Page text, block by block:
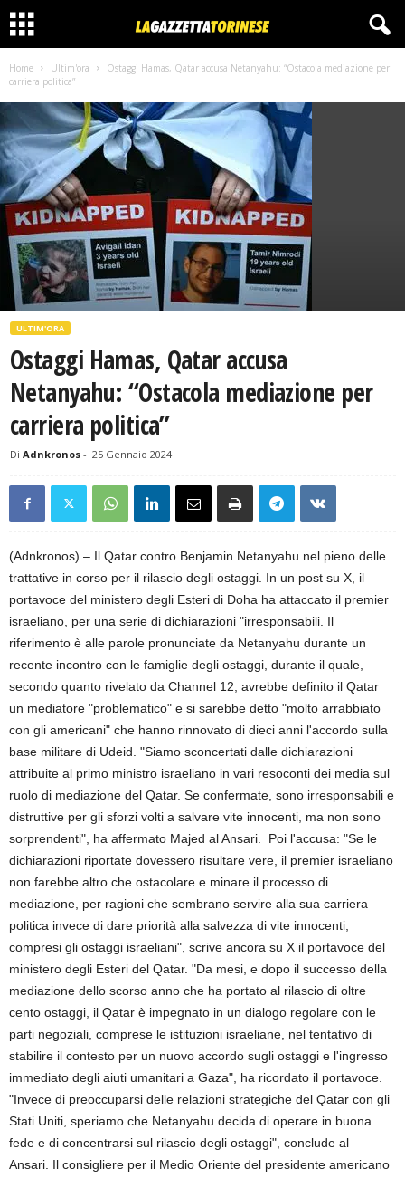
Home Ultim'ora
Ostaggi Hamas, Qatar accusa Netanyahu: “Ostacola mediazione per
carriera politica”
ULTIM'ORA
Ostaggi Hamas, Qatar accusa
Netanyahu: “Ostacola mediazione per
carriera politica”
Di Adnkronos - 25 Gennaio 2024
(Adnkronos) – Il Qatar contro Benjamin Netanyahu nel pieno delle
trattative in corso per il rilascio degli ostaggi. In un post su X, il
portavoce del ministero degli Esteri di Doha ha attaccato il premier
israeliano, per una serie di dichiarazioni "irresponsabili. Il
riferimento è alle parole pronunciate da Netanyahu durante un
recente incontro con le famiglie degli ostaggi, durante il quale,
secondo quanto rivelato da Channel 12, avrebbe definito il Qatar
un mediatore "problematico" e si sarebbe detto "molto arrabbiato
con gli americani" che hanno rinnovato di dieci anni l'accordo sulla
base militare di Udeid. "Siamo sconcertati dalle dichiarazioni
attribuite al primo ministro israeliano in vari resoconti dei media sul
ruolo di mediazione del Qatar. Se confermate, sono irresponsabili e
distruttive per gli sforzi volti a salvare vite innocenti, ma non sono
sorprendenti", ha affermato Majed al Ansari. Poi l'accusa: "Se le
dichiarazioni riportate dovessero risultare vere, il premier israeliano
non farebbe altro che ostacolare e minare il processo di
mediazione, per ragioni che sembrano servire alla sua carriera
politica invece di dare priorità alla salvezza di vite innocenti,
compresi gli ostaggi israeliani", scrive ancora su X il portavoce del
ministero degli Esteri del Qatar. "Da mesi, e dopo il successo della
mediazione dello scorso anno che ha portato al rilascio di oltre
cento ostaggi, il Qatar è impegnato in un dialogo regolare con le
parti negoziali, comprese le istituzioni israeliane, nel tentativo di
stabilire il contesto per un nuovo accordo sugli ostaggi e l'ingresso
immediato degli aiuti umanitari a Gaza", ha ricordato il portavoce.
"Invece di preoccuparsi delle relazioni strategiche del Qatar con gli
Stati Uniti, speriamo che Netanyahu decida di operare in buona
fede e di concentrarsi sul rilascio degli ostaggi", conclude al
Ansari. Il consigliere per il Medio Oriente del presidente americano